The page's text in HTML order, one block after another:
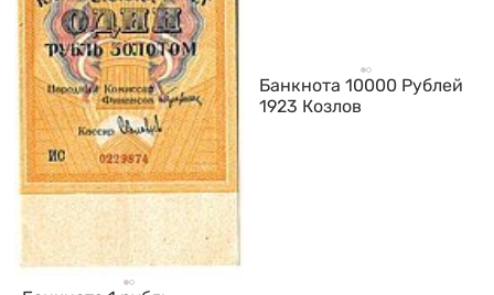
Банкнота 10000 Рублей
1923 Козлов